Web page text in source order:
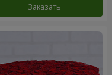
Заказать